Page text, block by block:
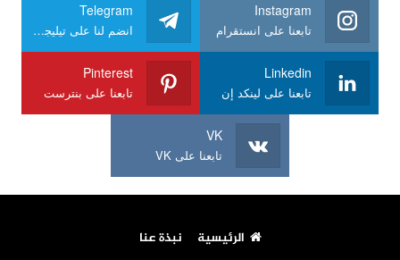
Instagram
تابعنا على انستقرام
Telegram
انضم لنا على تيليجرام
Linkedin
تابعنا على لينكد إن
Pinterest
تابعنا على بنترست
VK
تابعنا على VK
الرئيسية نبذة عنا